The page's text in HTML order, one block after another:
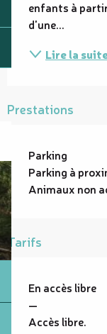
enfants à
d'une...
Lire la
Prestations
Parking
Parking à
Animaux non
Tarifs
En accès libre
—
Accès libre.